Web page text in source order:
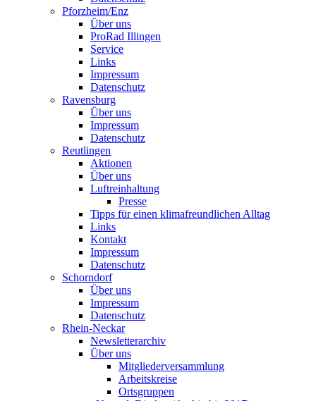
Pforzheim/Enz
Über uns
ProRad Illingen
Service
Links
Impressum
Datenschutz
Ravensburg
Über uns
Impressum
Datenschutz
Reutlingen
Aktionen
Über uns
Luftreinhaltung
Presse
Tipps für einen klimafreundlichen Alltag
Links
Kontakt
Impressum
Datenschutz
Schorndorf
Über uns
Impressum
Datenschutz
Rhein-Neckar
Newsletterarchiv
Über uns
Mitgliederversammlung
Arbeitskreise
Ortsgruppen